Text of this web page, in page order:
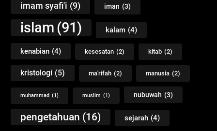
imam syafi'i (9) iman (3)
islam (91) kalam (4)
kenabian (4) kesesatan (2) kitab (2)
kristologi (5) ma'rifah (2) manusia (2)
muhammad (1) muslim (1) nubuwah (3)
pengetahuan (16) sejarah (4)